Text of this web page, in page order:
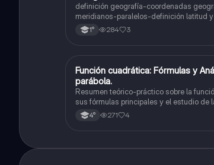
definición geografía-coordenadas
meridianos-paralelos-definición latitud
elementos del mapa-definición mapa-
relativa y absoluta
1° 284 3
Matemáticas
Función cuadrática: Fórmulas y
parábola.
Resumen teórico-práctico sobre la
sus fórmulas principales y el estudio de
representación gráfica.Incluye desarrollo
general, cálculo de raíces, vértice y
4° 271 4